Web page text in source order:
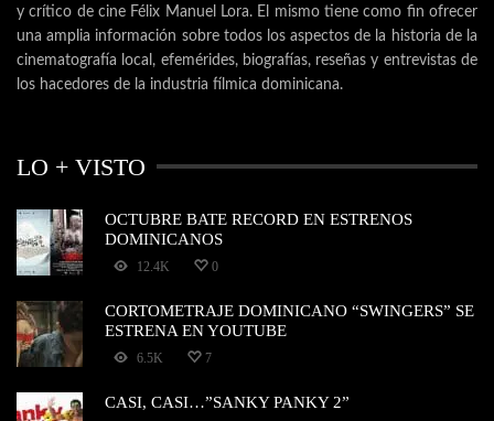
y crítico de cine Félix Manuel Lora. El mismo tiene como fin ofrecer
una amplia información sobre todos los aspectos de la historia de la
cinematografía local, efemérides, biografías, reseñas y entrevistas de
los hacedores de la industria fílmica dominicana.
LO + VISTO
OCTUBRE BATE RECORD EN ESTRENOS
DOMINICANOS
12.4K 0
CORTOMETRAJE DOMINICANO “SWINGERS” SE
ESTRENA EN YOUTUBE
6.5K 7
CASI, CASI…”SANKY PANKY 2”